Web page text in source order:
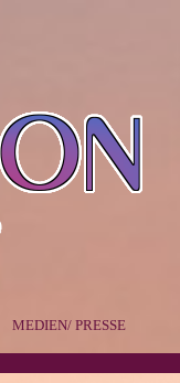
MEDIEN/ PRESSE